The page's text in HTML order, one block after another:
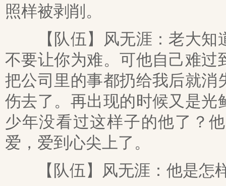
照样被剥削。
【队伍】风无涯：老大知
不要让你为难。可他自己难
把公司里的事都扔给我后就
伤去了。再出现的时候又是
少年没看过这样子的他了？
爱，爱到心尖上了。
【队伍】风无涯：他是怎